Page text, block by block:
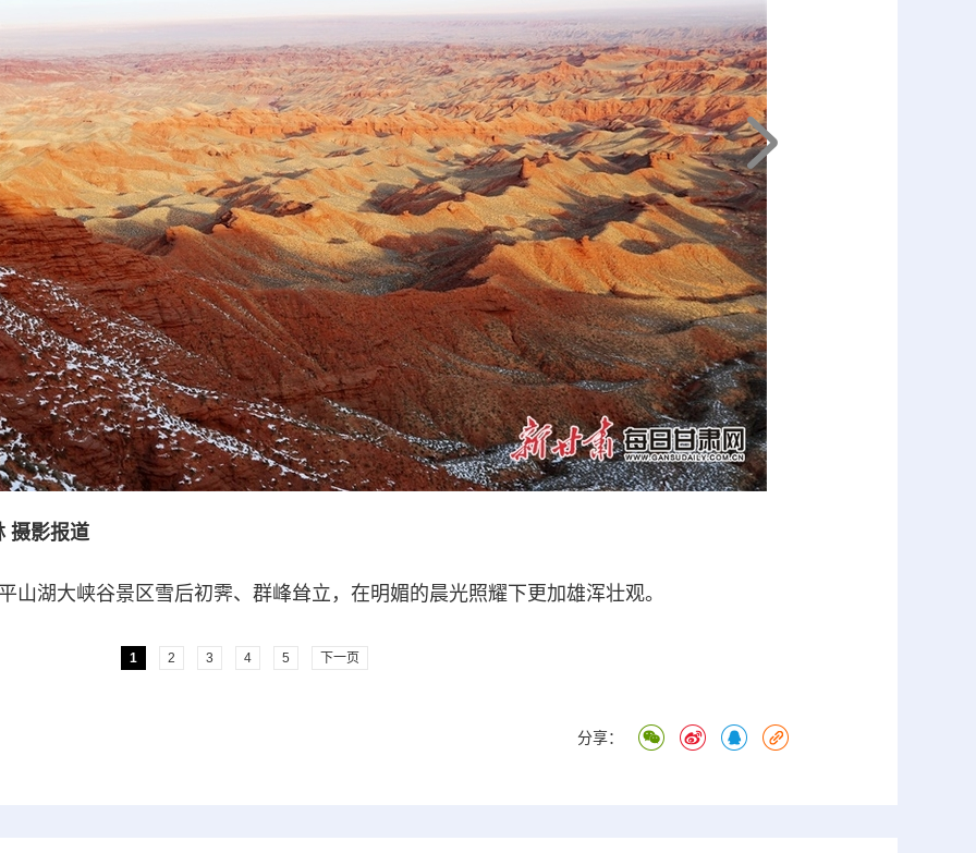
影报道
大峡谷景区雪后初霁、群峰耸立，在明媚的晨光照耀下更加雄浑壮观。
1 2 3 4 5 下一页
分享：